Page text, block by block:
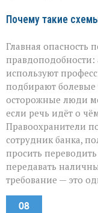
Почему такие
Главная опасность
используют
подбирают болевые
осторожные люди
если речь идёт о
Правоохранители
сотрудник банка,
просить
передавать
требование — это
08